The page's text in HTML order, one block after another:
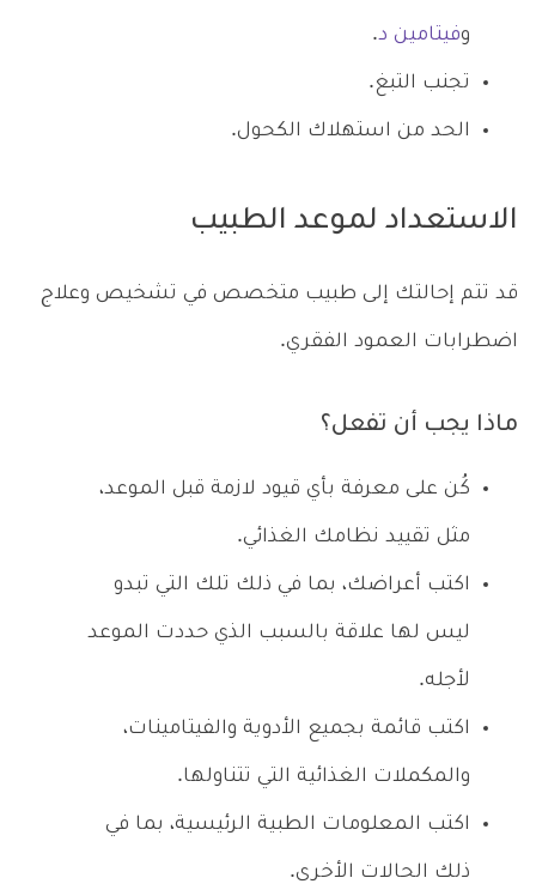
وفيتامين د.
تجنب التبغ.
الحد من استهلاك الكحول.
الاستعداد لموعد الطبيب
قد تتم إحالتك إلى طبيب متخصص في تشخيص وعلاج
اضطرابات العمود الفقري.
ماذا يجب أن تفعل؟
كُن على معرفة بأي قيود لازمة قبل الموعد،
مثل تقييد نظامك الغذائي.
اكتب أعراضك، بما في ذلك تلك التي تبدو
ليس لها علاقة بالسبب الذي حددت الموعد
لأجله.
اكتب قائمة بجميع الأدوية والفيتامينات،
والمكملات الغذائية التي تتناولها.
اكتب المعلومات الطبية الرئيسية، بما في
ذلك الحالات الأخرى.